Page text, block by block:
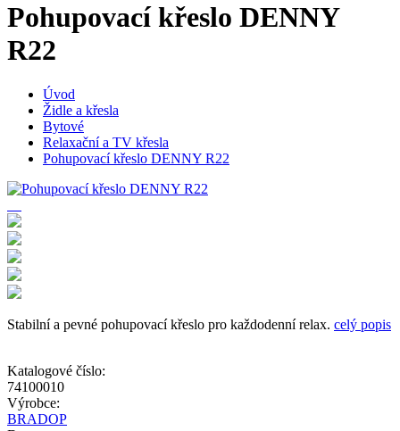
Pohupovací křeslo DENNY
R22
Úvod
Židle a křesla
Bytové
Relaxační a TV křesla
Pohupovací křeslo DENNY R22
Stabilní a pevné pohupovací křeslo pro každodenní relax. celý popis
Katalogové číslo:
74100010
Výrobce:
BRADOP